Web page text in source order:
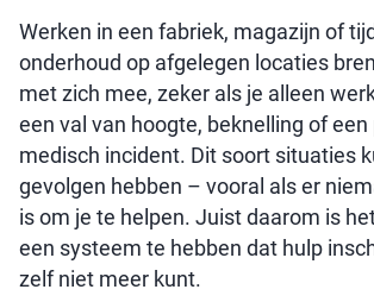
Werken in een fabriek, magazijn of
onderhoud op afgelegen locaties
met zich mee, zeker als je alleen
een val van hoogte, beknelling of
medisch incident. Dit soort situaties
gevolgen hebben – vooral als er
is om je te helpen. Juist daarom is
een systeem te hebben dat hulp
zelf niet meer kunt.